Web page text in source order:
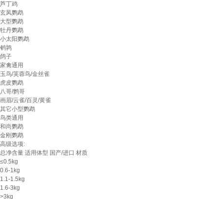
芦丁鸡
玄凤鹦鹉
大型鹦鹉
牡丹鹦鹉
小太阳鹦鹉
鹌鹑
鸽子
家禽通用
玉鸟/芙蓉鸟/金丝雀
虎皮鹦鹉
八哥/鹩哥
画眉/云雀/百灵/黄雀
其它小型鹦鹉
鸟类通用
和尚鹦鹉
金刚鹦鹉
高级选项:
总净含量 适用体型 国产/进口 材质
≤0.5kg
0.6-1kg
1.1-1.5kg
1.6-3kg
>3kg